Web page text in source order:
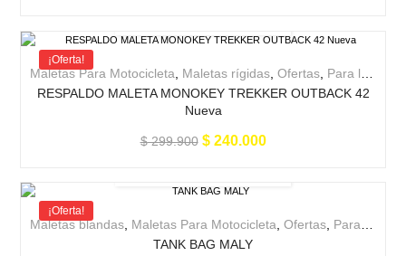
¡Oferta!
Maletas Para Motocicleta Maletas rígidas Ofertas Para la moto
RESPALDO MALETA MONOKEY TREKKER OUTBACK 42
Nueva
$299.900 $240.000
¡Oferta!
Maletas blandas Maletas Para Motocicleta Ofertas Para la moto
TANK BAG MALY